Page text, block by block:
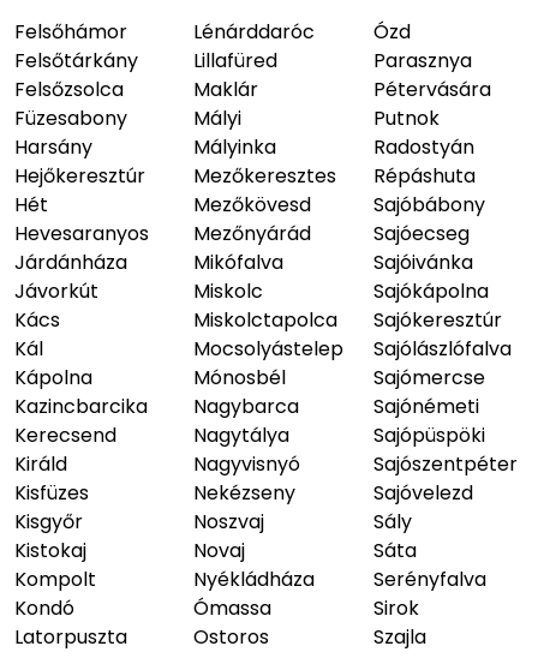
Felsőhámor
Felsőtárkány
Felsőzsolca
Füzesabony
Harsány
Hejőkeresztúr
Hét
Hevesaranyos
Járdánháza
Jávorkút
Kács
Kál
Kápolna
Kazincbarcika
Kerecsend
Királd
Kisfüzes
Kisgyőr
Kistokaj
Kompolt
Kondó
Latorpuszta
Lénárddaróc
Lillafüred
Maklár
Mályi
Mályinka
Mezőkeresztes
Mezőkövesd
Mezőnyárád
Mikófalva
Miskolc
Miskolctapolca
Mocsolyástelep
Mónosbél
Nagybarca
Nagytálya
Nagyvisnyó
Nekézseny
Noszvaj
Novaj
Nyékládháza
Ómassa
Ostoros
Ózd
Parasznya
Pétervására
Putnok
Radostyán
Répáshuta
Sajóbábony
Sajóecseg
Sajóivánka
Sajókápolna
Sajókeresztúr
Sajólászlófalva
Sajómercse
Sajónémeti
Sajópüspöki
Sajószentpéter
Sajóvelezd
Sály
Sáta
Serényfalva
Sirok
Szajla